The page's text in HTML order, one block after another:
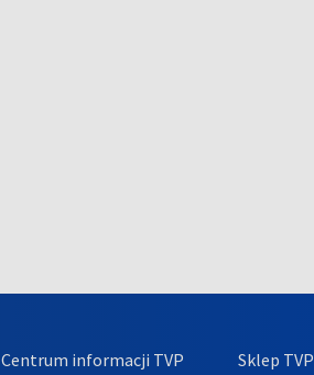
Centrum informacji TVP
Sklep TVP